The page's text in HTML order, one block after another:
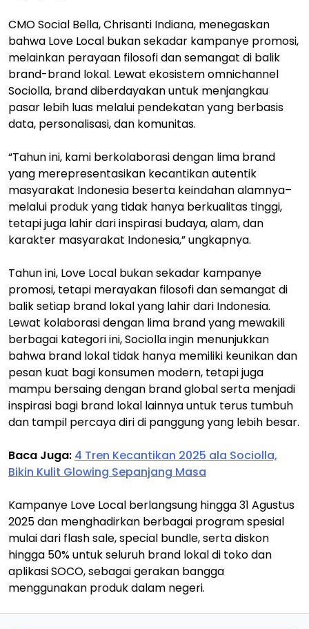
CMO Social Bella, Chrisanti Indiana, menegaskan
bahwa Love Local bukan sekadar kampanye promosi,
melainkan perayaan filosofi dan semangat di balik
brand-brand lokal. Lewat ekosistem omnichannel
Sociolla, brand diberdayakan untuk menjangkau
pasar lebih luas melalui pendekatan yang berbasis
data, personalisasi, dan komunitas.
“Tahun ini, kami berkolaborasi dengan lima brand
yang merepresentasikan kecantikan autentik
masyarakat Indonesia beserta keindahan alamnya–
melalui produk yang tidak hanya berkualitas tinggi,
tetapi juga lahir dari inspirasi budaya, alam, dan
karakter masyarakat Indonesia,” ungkapnya.
Tahun ini, Love Local bukan sekadar kampanye
promosi, tetapi merayakan filosofi dan semangat di
balik setiap brand lokal yang lahir dari Indonesia.
Lewat kolaborasi dengan lima brand yang mewakili
berbagai kategori ini, Sociolla ingin menunjukkan
bahwa brand lokal tidak hanya memiliki keunikan dan
pesan kuat bagi konsumen modern, tetapi juga
mampu bersaing dengan brand global serta menjadi
inspirasi bagi brand lokal lainnya untuk terus tumbuh
dan tampil percaya diri di panggung yang lebih besar.
Baca Juga: 4 Tren Kecantikan 2025 ala Sociolla,
Bikin Kulit Glowing Sepanjang Masa
Kampanye Love Local berlangsung hingga 31 Agustus
2025 dan menghadirkan berbagai program spesial
mulai dari flash sale, special bundle, serta diskon
hingga 50% untuk seluruh brand lokal di toko dan
aplikasi SOCO, sebagai gerakan bangga
menggunakan produk dalam negeri.